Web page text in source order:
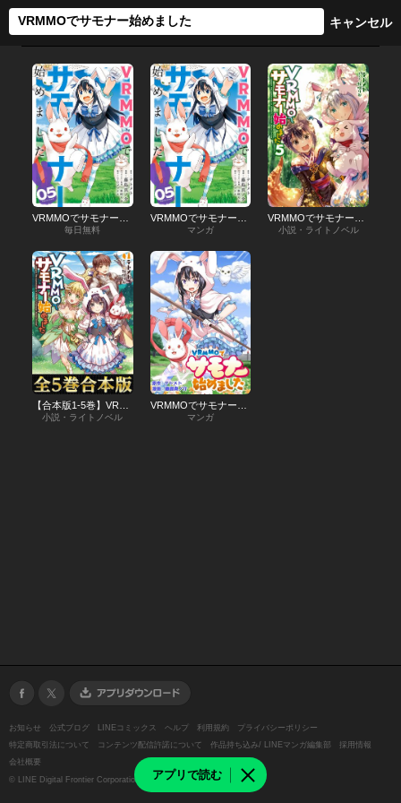
アプリで読む
毎日無料 マンガ 小説・ライトノベル
小説・ライトノベル マンガ
お知らせ 公式ブログ LINEコミックス ヘルプ 利用規約
プライバシーポリシー
特定商取引法について
コンテンツ配信許諾について 作品持ち込み/ LINEマンガ編集部
採用情報
会社概要
© LINE Digital Frontier Corporation